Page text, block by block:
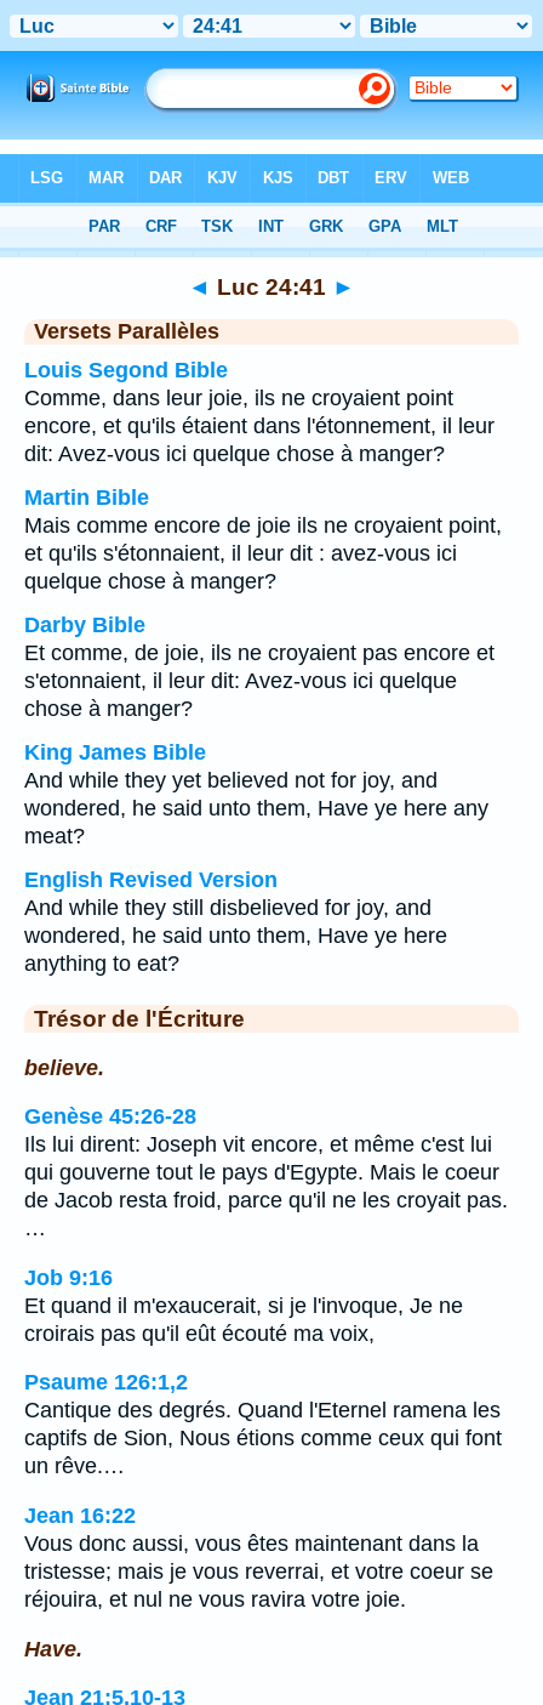
Chapitre 24> Verset 41
◄ Luc 24:41 ►
Versets Parallèles
Louis Segond Bible
Comme, dans leur joie, ils ne croyaient point
encore, et qu'ils étaient dans l'étonnement, il leur
dit: Avez-vous ici quelque chose à manger?
Martin Bible
Mais comme encore de joie ils ne croyaient point,
et qu'ils s'étonnaient, il leur dit : avez-vous ici
quelque chose à manger?
Darby Bible
Et comme, de joie, ils ne croyaient pas encore et
s'etonnaient, il leur dit: Avez-vous ici quelque
chose à manger?
King James Bible
And while they yet believed not for joy, and
wondered, he said unto them, Have ye here any
meat?
English Revised Version
And while they still disbelieved for joy, and
wondered, he said unto them, Have ye here
anything to eat?
Trésor de l'Écriture
believe.
Genèse 45:26-28
Ils lui dirent: Joseph vit encore, et même c'est lui
qui gouverne tout le pays d'Egypte. Mais le coeur
de Jacob resta froid, parce qu'il ne les croyait pas.
…
Job 9:16
Et quand il m'exaucerait, si je l'invoque, Je ne
croirais pas qu'il eût écouté ma voix,
Psaume 126:1,2
Cantique des degrés. Quand l'Eternel ramena les
captifs de Sion, Nous étions comme ceux qui font
un rêve.…
Jean 16:22
Vous donc aussi, vous êtes maintenant dans la
tristesse; mais je vous reverrai, et votre coeur se
réjouira, et nul ne vous ravira votre joie.
Have.
Jean 21:5,10-13